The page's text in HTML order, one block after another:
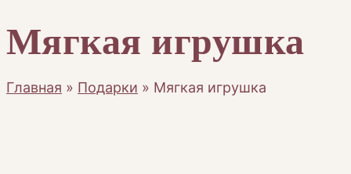
Мягкая игрушка
Главная » Подарки » Мягкая игрушка